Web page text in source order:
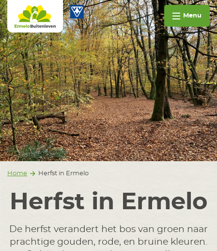
Ga naar inhoud
Ermelo Buitenleven
Menu
Home Herfst in Ermelo
Herfst in Ermelo
De herfst verandert het bos van groen naar
prachtige gouden, rode, en bruine kleuren.